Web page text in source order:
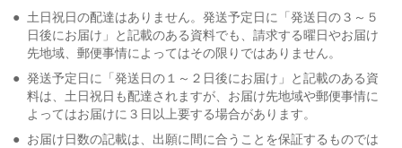
● 土日祝日の配達はありません。発送予定日に「発送日の３～５
日後にお届け」と記載のある資料でも、請求する曜日やお届け
先地域、郵便事情によってはその限りではありません。
● 発送予定日に「発送日の１～２日後にお届け」と記載のある資
料は、土日祝日も配達されますが、お届け先地域や郵便事情に
よってはお届けに３日以上要する場合があります。
● お届け日数の記載は、出願に間に合うことを保証するものでは